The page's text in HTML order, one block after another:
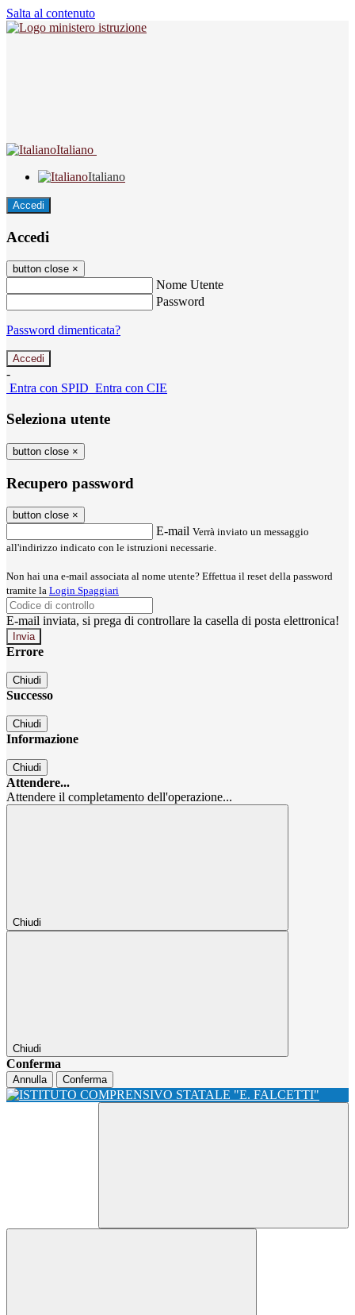
Salta al contenuto
Italiano
Italiano
Accedi
Accedi
button close ×
Nome Utente
Password
Password dimenticata?
-
Entra con SPID Entra con CIE
Seleziona utente
button close ×
Recupero password
button close ×
E-mail Verrà inviato un messaggio
all'indirizzo indicato con le istruzioni necessarie.
Non hai una e-mail associata al nome utente? Effettua il reset della password
tramite la Login Spaggiari
E-mail inviata, si prega di controllare la casella di posta elettronica!
Errore
Chiudi
Successo
Chiudi
Informazione
Chiudi
Attendere...
Attendere il completamento dell'operazione...
Chiudi
Chiudi
Conferma
Annulla Conferma